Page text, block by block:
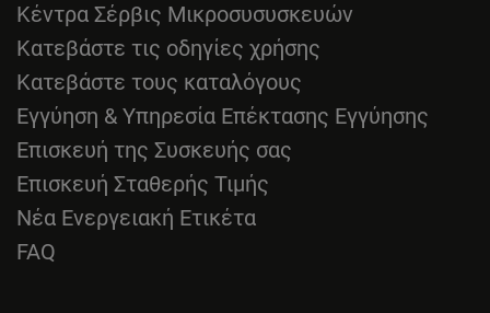
Κέντρα Σέρβις Μικροσυσυσκευών
Κατεβάστε τις οδηγίες χρήσης
Κατεβάστε τους καταλόγους
Εγγύηση & Υπηρεσία Επέκτασης Εγγύησης
Επισκευή της Συσκευής σας
Επισκευή Σταθερής Τιμής
Νέα Ενεργειακή Ετικέτα
FAQ